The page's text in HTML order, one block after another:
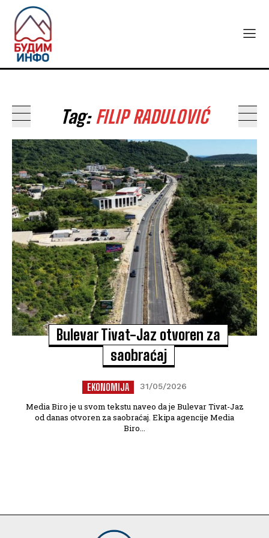
Tag: FILIP RADULOVIĆ
Bulevar Tivat-Jaz otvoren za
saobraćaj
EKONOMIJA 31/05/2026
Media Biro je u svom tekstu naveo da je Bulevar Tivat-Jaz
od danas otvoren za saobraćaj. Ekipa agencije Media
Biro...